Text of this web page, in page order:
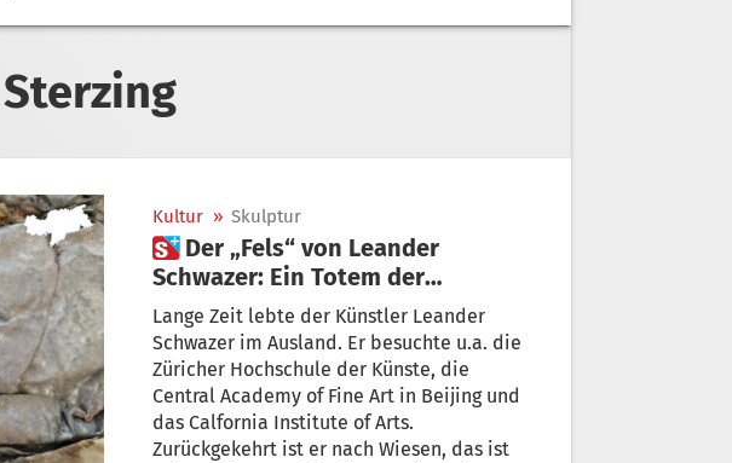
Kultur » Skulptur
 Der „Fels“ von Leander
Schwazer: Ein Totem der
besonderen Art
Lange Zeit lebte der Künstler Leander
Schwazer im Ausland. Er besuchte u.a. die
Züricher Hochschule der Künste, die
Central Academy of Fine Art in Beijing und
das Calfornia Institute of Arts.
Zurückgekehrt ist er nach Wiesen, das ist